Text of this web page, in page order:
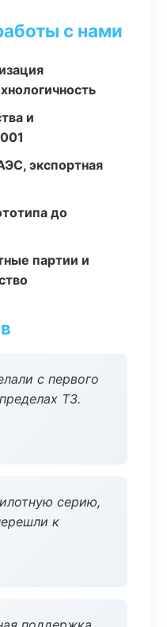
с нами
и
экспортная
до
партии и
с первого
ТЗ.
серию,
к